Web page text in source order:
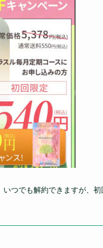
つでも解約できますが、